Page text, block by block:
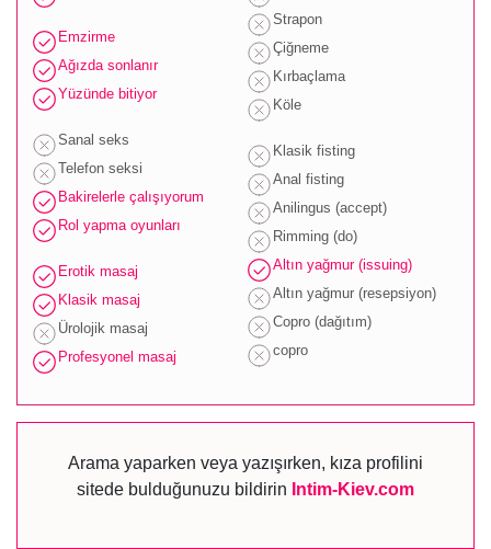
Emzirme
Ağızda sonlanır
Yüzünde bitiyor
Sanal seks
Telefon seksi
Bakirelerle çalışıyorum
Rol yapma oyunları
Erotik masaj
Klasik masaj
Ürolojik masaj
Profesyonel masaj
Strapon
Çiğneme
Kırbaçlama
Köle
Klasik fisting
Anal fisting
Anilingus (accept)
Rimming (do)
Altın yağmur (issuing)
Altın yağmur (resepsiyon)
Copro (dağıtım)
copro
Arama yaparken veya yazışırken, kıza profilini
sitede bulduğunuzu bildirin Intim-Kiev.com